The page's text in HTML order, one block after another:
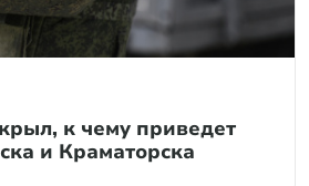
к чему приведет
и Краматорска